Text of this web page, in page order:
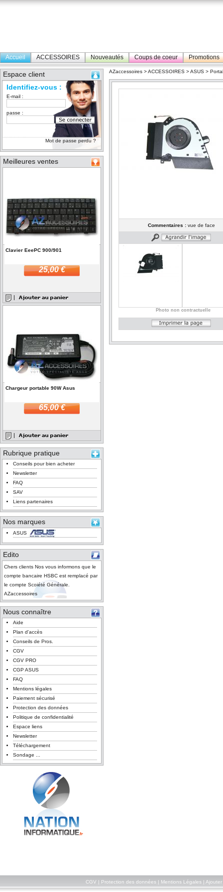
Accueil ACCESSOIRES Nouveautés Coups de coeur Promotions
Espace client
Identifiez-vous :
E-mail :
passe :
Mot de passe perdu ?
Meilleures ventes
Clavier EeePC 900/901
25,00 €
Chargeur portable 90W Asus
65,00 €
Rubrique pratique
Conseils pour bien acheter
Newsletter
FAQ
SAV
Liens partenaires
Nos marques
ASUS
Edito
Chers clients Nos vous informons que le
compte bancaire HSBC est remplacé par
le compte Scoiété Générale.
AZaccessoires
Nous connaître
Aide
Plan d'accès
Conseils de Pros.
CGV
CGV PRO
CGP ASUS
FAQ
Mentions légales
Paiement sécurisé
Protection des données
Politique de confidentialité
Espace liens
Newsletter
Téléchargement
Sondage ...
AZaccessoires >ACCESSOIRES >ASUS >
Commentaires :vue de face
Photo non contractuelle
CGV Protection des données| Mentions Légales| Ajouter